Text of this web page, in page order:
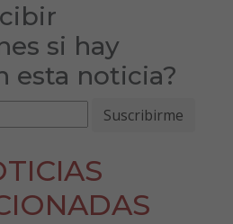
si hay
esta noticia?